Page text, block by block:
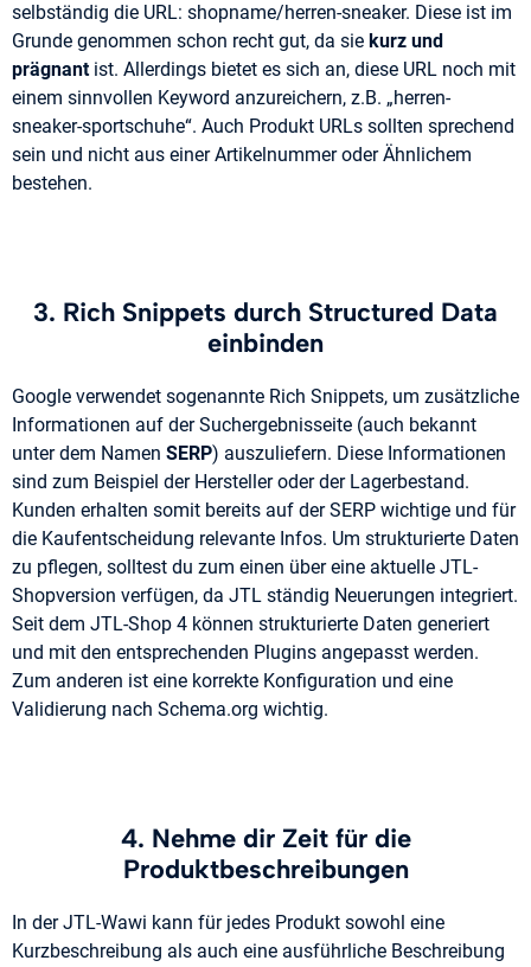
selbständig die URL: shopname/herren-sneaker. Diese ist im
Grunde genommen schon recht gut, da sie kurz und
prägnantist. Allerdings bietet es sich an, diese URL noch mit
einem sinnvollen Keyword anzureichern, z.B. „herren-
sneaker-sportschuhe“. Auch Produkt URLs sollten sprechend
sein und nicht aus einer Artikelnummer oder Ähnlichem
bestehen.
3. Rich Snippets durch Structured Data
einbinden
Google verwendet sogenannte Rich Snippets, um zusätzliche
Informationen auf der Suchergebnisseite (auch bekannt
unter dem Namen SERP) auszuliefern. Diese Informationen
sind zum Beispiel der Hersteller oder der Lagerbestand.
Kunden erhalten somit bereits auf der SERP wichtige und für
die Kaufentscheidung relevante Infos. Um strukturierte Daten
zu pflegen, solltest du zum einen über eine aktuelle JTL-
Shopversion verfügen, da JTL ständig Neuerungen integriert.
Seit dem JTL-Shop 4 können strukturierte Daten generiert
und mit den entsprechenden Plugins angepasst werden.
Zum anderen ist eine korrekte Konfiguration und eine
Validierung nach Schema.org wichtig.
4. Nehme dir Zeit für die
Produktbeschreibungen
In der JTL-Wawi kann für jedes Produkt sowohl eine
Kurzbeschreibung als auch eine ausführliche Beschreibung